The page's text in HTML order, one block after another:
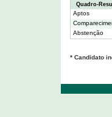
Quadro-
Aptos
Abstenção
* Candidato